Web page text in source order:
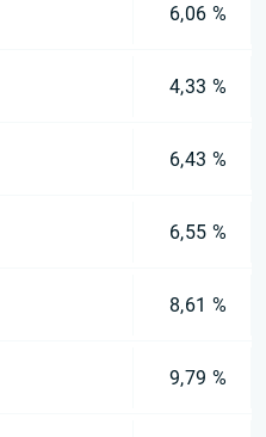
6,06 %
4,33 %
6,43 %
6,55 %
8,61 %
9,79 %